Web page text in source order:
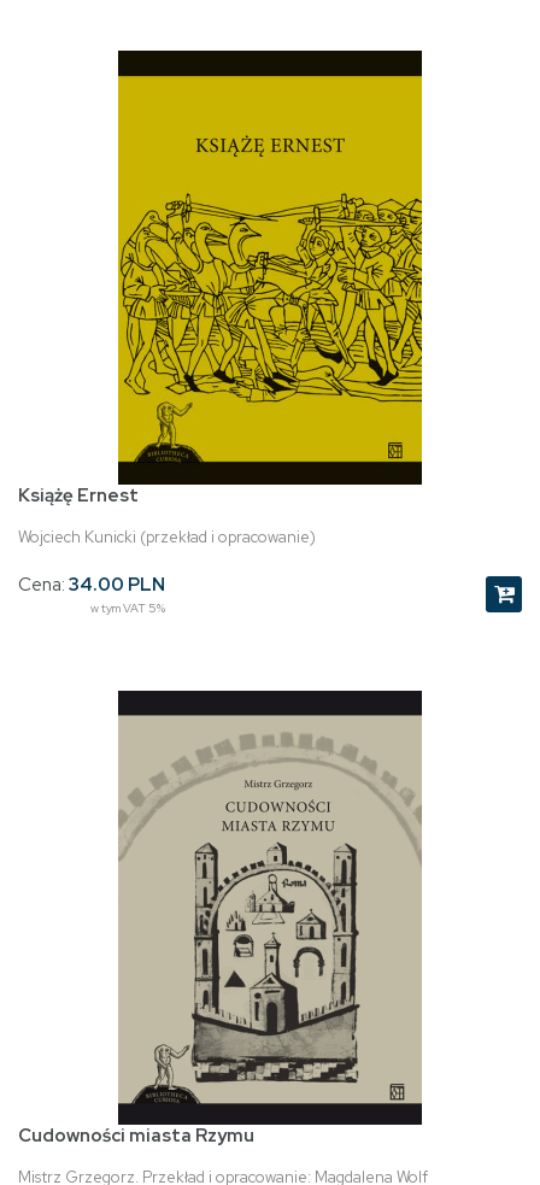
Książę Ernest
Wojciech Kunicki (przekład i opracowanie)
Cena: 34.00 PLN
w tym VAT 5%
Cudowności miasta Rzymu
Mistrz Grzegorz. Przekład i opracowanie: Magdalena Wolf